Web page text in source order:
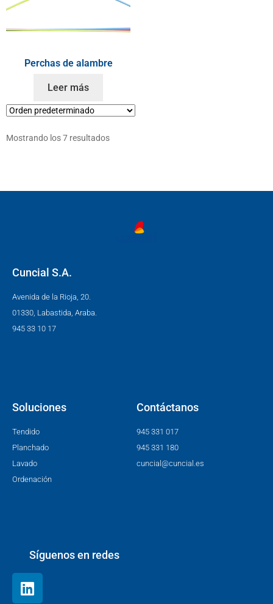
Perchas de alambre
Leer más
Mostrando los 7 resultados
Cuncial S.A.
Avenida de la Rioja, 20.
01330, Labastida, Araba.
945 33 10 17
Soluciones
Tendido
Planchado
Lavado
Ordenación
Contáctanos
945 331 017
945 331 180
cuncial@cuncial.es
Síguenos en redes